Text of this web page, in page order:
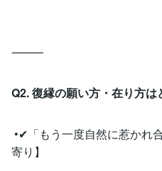
⸻
Q2. 復縁の願い方・在り方は
•✔︎「もう一度自然に惹かれ
寄り】